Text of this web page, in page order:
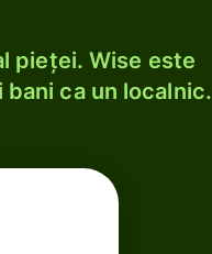
pieței. Wise este
ca un localnic.